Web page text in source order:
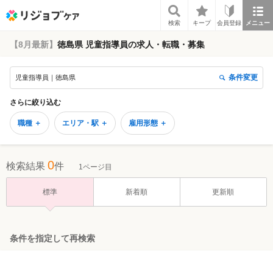
検索 キープ 会員登録 メニュー
【8月最新】 徳島県 児童指導員の求人・転職・募集
児童指導員｜徳島県 条件変更
さらに絞り込む
職種 ＋ エリア・駅 ＋ 雇用形態 ＋
検索結果 0件 1ページ目
標準 新着順 更新順
条件を指定して再検索